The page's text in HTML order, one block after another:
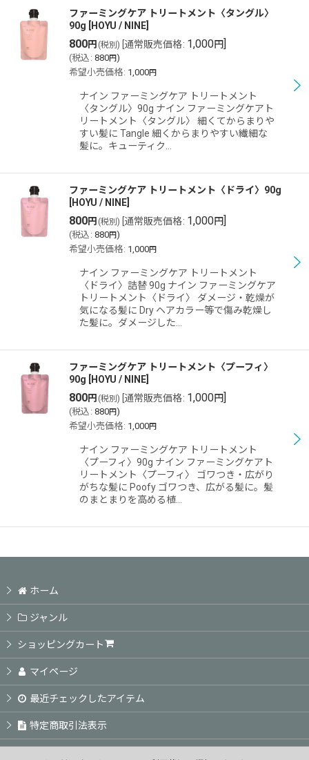
ファーミングケア トリートメント〈タングル〉
90g
HOYU / NINE
800円 (税別) 通常販売価格: 1,000円]
(税込 : 880円)
希望小売価格: 1,000円
ナイン ファーミングケア トリートメント
〈タングル〉90g ナイン ファーミングケアト
リートメント〈タングル〉 細くてからまりや
すい髪に Tangle 細くからまりやすい繊細な
髪に。キューティク…
ファーミングケア トリートメント〈ドライ〉90g
HOYU / NINE
800円 (税別) 通常販売価格: 1,000円]
(税込 : 880円)
希望小売価格: 1,000円
ナイン ファーミングケア トリートメント
〈ドライ〉詰替 90g ナイン ファーミングケア
トリートメント〈ドライ〉 ダメージ・乾燥が
気になる髪に Dry ヘアカラー等で傷み乾燥し
た髪に。ダメージした…
ファーミングケア トリートメント〈プーフィ〉
90g
HOYU / NINE
800円 (税別) 通常販売価格: 1,000円]
(税込 : 880円)
希望小売価格: 1,000円
ナイン ファーミングケア トリートメント
〈プーフィ〉90g ナイン ファーミングケアト
リートメント〈プーフィ〉 ゴワつき・広がり
がちな髪に Poofy ゴワつき、広がる髪に。髪
のまとまりを高める植…
ホーム
ジャンル
ショッピングカート
マイページ
最近チェックしたアイテム
特定商取引法表示